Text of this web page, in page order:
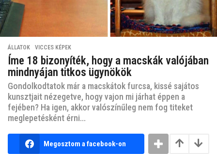
ÁLLATOK ,VICCES KÉPEK
Íme 18 bizonyíték, hogy a macskák valójában
mindnyájan titkos ügynökök
Gondolkodtatok már a macskátok furcsa, kissé sajátos
kunsztjait nézegetve, hogy vajon mi járhat éppen a
fejében? Ha igen, akkor valószínűleg nem fog titeket
meglepetésként érni...
Megosztom a facebook-on